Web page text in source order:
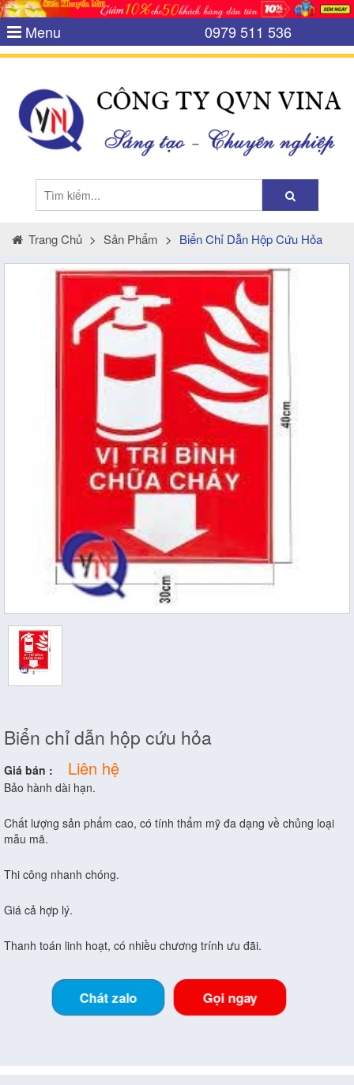
Menu 0979 511 536
Trang Chủ > Sản Phẩm > Biển Chỉ Dẫn Hộp Cứu Hỏa
Biển chỉ dẫn hộp cứu hỏa
Giá bán : Liên hệ
Bảo hành dài hạn.
Chất lượng sản phẩm cao, có tính thẩm mỹ đa dạng về chủng loại
mẫu mã.
Thi công nhanh chóng.
Giá cả hợp lý.
Thanh toán linh hoạt, có nhiều chương trính ưu đãi.
Chát zalo Gọi ngay